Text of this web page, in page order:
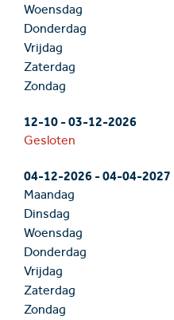
Woensdag
Donderdag
Vrijdag
Zaterdag
Zondag
12-10-03-12-2026
Gesloten
04-12-2026-04-04-2027
Maandag
Dinsdag
Woensdag
Donderdag
Vrijdag
Zaterdag
Zondag